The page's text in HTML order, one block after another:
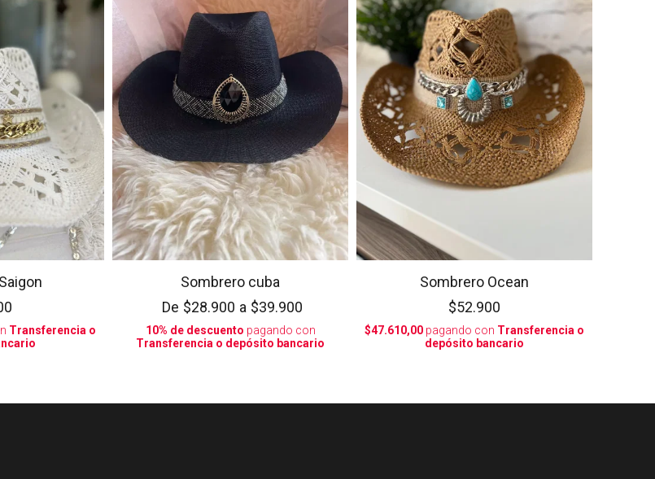
Transferencia o
Sombrero cuba
De $28.900 a $39.900
10% de descuento pagando con
Transferencia o depósito bancario
Sombrero Ocean
$52.900
$47.610,00 pagando con Transferencia o
depósito bancario